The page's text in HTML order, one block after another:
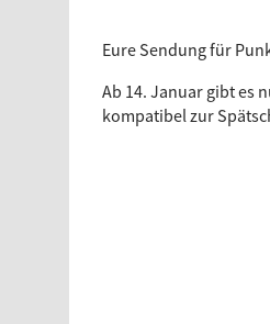
Eure Sendung für
Ab 14. Januar gibt es
kompatibel zur